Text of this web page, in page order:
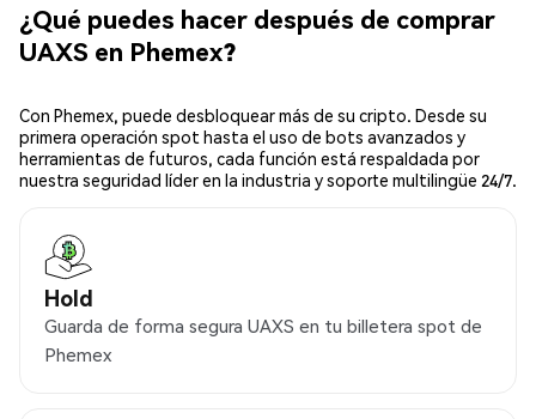
¿Qué puedes hacer después de comprar
UAXS en Phemex?
Con Phemex, puede desbloquear más de su cripto. Desde su
primera operación spot hasta el uso de bots avanzados y
herramientas de futuros, cada función está respaldada por
nuestra seguridad líder en la industria y soporte multilingüe 24/7.
Hold
Guarda de forma segura UAXS en tu billetera spot de
Phemex